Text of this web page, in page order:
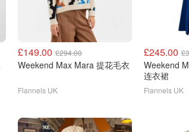
£149.00 £294.00
Weekend Max Mara 提花毛衣
Flannels UK
£245.00
Weekend
连衣裙
Flannels UK